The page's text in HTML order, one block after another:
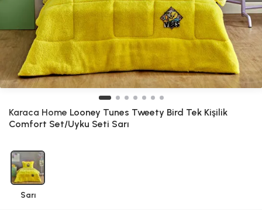
Karaca Home Looney Tunes Tweety Bird Tek Kişilik
Comfort Set/Uyku Seti Sarı
Sarı